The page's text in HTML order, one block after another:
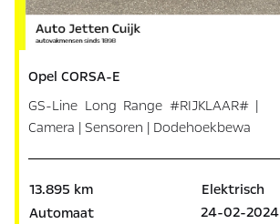
Opel CORSA-E
GS-Line Long Range #RIJKLAAR# |
Camera | Sensoren | Dodehoekbewa
13.895 km
Elektrisch
Automaat
24-02-2024